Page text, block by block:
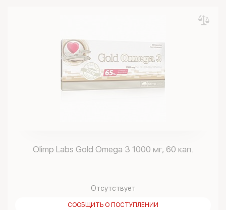
Olimp Labs Gold Omega 3 1000 мг, 60 кап.
Отсутствует
СООБЩИТЬ О ПОСТУПЛЕНИИ